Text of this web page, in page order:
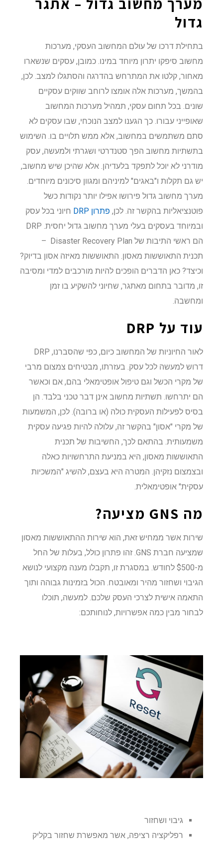
גדול
בתחילת דרכו של עולם המחשוב העסקי, מערכות
מחשוב סיפקו יתרון מיוחד במינו. כמובן, עסקים שנשארו
מאחור, קלטו את המתרחש בהדרגה והסתגלו למצב. לכן,
בהמשך, מערכות אלה אומצו לרוחב שווקים עסקיים
שונים. בכל תחום עסקי, תמהיל מערכות המחשוב
שאופייני עבורו. כך הגענו למצב הנוכחי, שבו עסקים לא
סתם משתמשים במחשוב, אלא ממש תלויים בו. השימוש
בתשתיות מחשוב הפך סטנדרטי ושגרתי ולמעשה, עסק
מודרני לא יוכל לתפקד בלעדיהן. אלא שהיכן שיש מחשוב,
יש גם תקלות ו"באגים" למיניהם ומגוון סיכונים מיוחדים.
מערך מחשוב גדול פירושו אפילו יותר נקודות כשל
פוטנציאליות בהקשר זה. לכן,פתרון DRP
חיוני בכל עסק
ובמיוחד בעסקים בעלי מערך מחשוב גדול יחסית. DRP
הם ראשי התיבות של Disaster Recovery Plan –
תכנית התאוששות מאסון. התאוששות מאיזה אסון בדיוק?
וכיצד? כאן הדברים הופכים להיות מורכבים למדי ומסיבה
זו, מדובר בתחום מאתגר, שחיוני להשקיע בו זמן
ומחשבה.
עוד עלDRP
לאור החיוניות של המחשוב כיום, כפי שהסברנו, DRP
דרוש למעשה לכל עסק. בעזרתו, מבטיחים צמצום מרבי
של מקרי הכשל וגם טיפול אופטימאלי בהם, אם וכאשר
הם יתרחשו. תשתיות מחשוב אינן דבר טכני בלבד. הן
בסיס לפעילות העסקית כולה (או ברובה). לכן, המשמעות
של מקרי "אסון" בהקשר זה, עלולה להיות פגיעה עסקית
משמעותית. בהתאם לכך, החשיבות של תכנית
התאוששות מאסון, היא במניעת התרחשויות כאלה
ובצמצום נזקיהן. המטרה היא בעצם, להשיג "המשכיות
עסקית" אופטימאלית.
מהGNS מציעה?
שירות אשר ממחיש זאת, הוא שירות ההתאוששות מאסון
שמציעה חברת GNS. זהו פתרון כולל, בעלות של החל
מ-$500 לחודש. במסגרת זו, תקבלו מענה מקצועי לנושא
הגיבוי ושחזור מהיר ומאובטח. הכול בזמינות גבוהה ותוך
התאמה אישית לצרכי העסק שלכם. למעשה, תוכלו
לבחור מבין כמה אפשרויות, לנוחותכם:
גיבוי ושחזור
רפליקציה רציפה, אשר מאפשרת שחזור בקליק